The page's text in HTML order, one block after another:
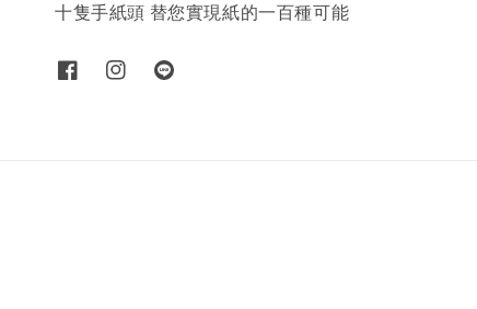
十隻手紙頭 替您實現紙的一百種可能